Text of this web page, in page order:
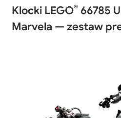
Klocki LEGO® 66785
Marvela — zestaw